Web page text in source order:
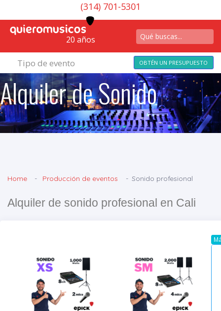
(314) 701-5301
20 años
Tipo de evento OBTÉN UN PRESUPUESTO
Alquiler de Sonido
Home Producción de eventos Sonido profesional
Alquiler de sonido profesional en Cali